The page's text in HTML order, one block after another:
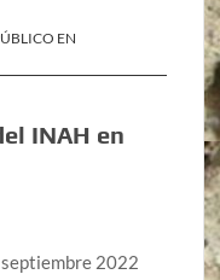
EN
INAH en
2022